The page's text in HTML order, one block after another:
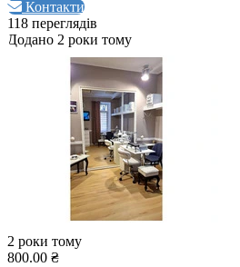
Контакти
118 переглядів
Додано 2 роки тому
2 роки тому
800.00 ₴